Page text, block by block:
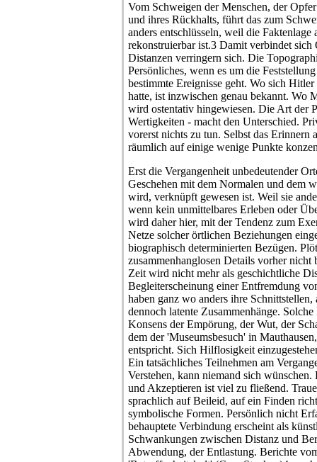
Vom Schweigen der Menschen, der
und ihres Rückhalts, führt das zum
anders entschlüsseln, weil die Faktenlage
rekonstruierbar ist.3 Damit verbindet
Distanzen verringern sich. Die
Persönliches, wenn es um die
bestimmte Ereignisse geht. Wo sich
hatte, ist inzwischen genau bekannt. Wo
wird ostentativ hingewiesen. Die Art der
Wertigkeiten - macht den Unterschied.
vorerst nichts zu tun. Selbst das Erinnern
räumlich auf einige wenige Punkte
Erst die Vergangenheit unbedeutender
Geschehen mit dem Normalen und dem
wird, verknüpft gewesen ist. Weil sie
wenn kein unmittelbares Erleben oder
wird daher hier, mit der Tendenz zum
Netze solcher örtlichen Beziehungen
biographisch determinierten Bezügen.
zusammenhanglosen Details vorher
Zeit wird nicht mehr als geschichtliche
Begleiterscheinung einer Entfremdung
haben ganz wo anders ihre
dennoch latente Zusammenhänge.
Konsens der Empörung, der Wut, der
dem der 'Museumsbesuch' in
entspricht. Sich Hilflosigkeit
Ein tatsächliches Teilnehmen am
Verstehen, kann niemand sich
und Akzeptieren ist viel zu fließend.
sprachlich auf Beileid, auf ein Finden
symbolische Formen. Persönlich nicht
behauptete Verbindung erscheint als
Schwankungen zwischen Distanz und
Abwendung, der Entlastung. Berichte